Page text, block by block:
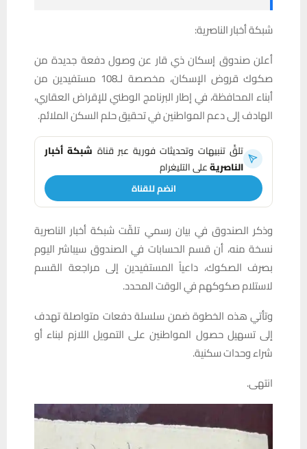
شبكة أخبار الناصرية:
أعلن صندوق إسكان ذي قار عن وصول دفعة جديدة من
صكوك قروض الإسكان، مخصصة لـ108 مستفيدين من
أبناء المحافظة، في إطار البرنامج الوطني للإقراض العقاري،
الهادف إلى دعم المواطنين في تحقيق حلم السكن الملائم.
تلقَّ تنبيهات وتحديثات فورية عبر قناة شبكة أخبار
الناصريةعلى التليغرام
انضم للقناة
وذكر الصندوق في بيان رسمي تلقّت شبكة أخبار الناصرية
نسخة منه، أن قسم الحسابات في الصندوق سيباشر اليوم
بصرف الصكوك، داعياً المستفيدين إلى مراجعة القسم
لاستلام صكوكهم في الوقت المحدد.
وتأتي هذه الخطوة ضمن سلسلة دفعات متواصلة تهدف
إلى تسهيل حصول المواطنين على التمويل اللازم لبناء أو
شراء وحدات سكنية.
انتهى.